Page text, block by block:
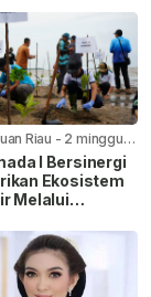
Riau - 2 minggu
I Bersinergi
Ekosistem
Melalui